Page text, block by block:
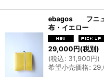
ebagos フニュ
布・イエロー
29,000円(税別)
(税込: 31,900円)
希望小売価格: